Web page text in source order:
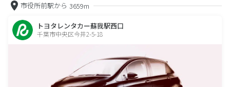
市役所前駅から 3659m
トヨタレンタカー蘇我駅西口
千葉市中央区今井2-5-18